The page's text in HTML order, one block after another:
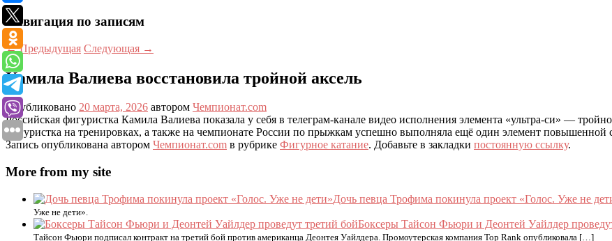
Навигация по записям
←Предыдущая Следующая →
Камила Валиева восстановила тройной аксель
Опубликовано 20 марта, 2026 автором Чемпионат.com
Российская фигуристка Камила Валиева показала у себя в телеграм-канале видео исполнения элемента «ультра-си» —
фигуристка на тренировках, а также на чемпионате России по прыжкам успешно выполняла ещё один элемент повышенной
Запись опубликована автором Чемпионат.com в рубрике Фигурное катание. Добавьте в закладки постоянную ссылку.
More from my site
Дочь певца Трофима покинула проект «Голос. Уже не
Уже не дети».
Боксеры Тайсон Фьюри и Деонтей Уайлдер
Тайсон Фьюри подписал контракт на третий бой против американца Деонтея Уайлдера. Промоутерская компания Top Rank опубликовала […]